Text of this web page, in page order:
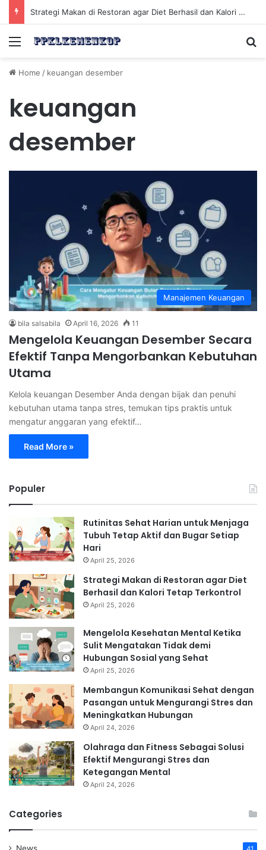
Strategi Makan di Restoran agar Diet Berhasil dan Kalori Tetap Terkontrol
Menu
Home / keuangan desember
keuangan
desember
Manajemen Keuangan
bila salsabila April 16, 2026 11
Mengelola Keuangan Desember Secara
Efektif Tanpa Mengorbankan Kebutuhan
Utama
Kelola keuangan Desember Anda dengan bijak dan penuhi
kebutuhan utama tanpa stres, temukan tips praktis untuk
mengatur anggaran yang efektif…
Read More »
Populer
Rutinitas Sehat Harian untuk Menjaga
Tubuh Tetap Aktif dan Bugar Setiap
Hari
April 25, 2026
Strategi Makan di Restoran agar Diet
Berhasil dan Kalori Tetap Terkontrol
April 25, 2026
Mengelola Kesehatan Mental Ketika
Sulit Mengatakan Tidak demi
Hubungan Sosial yang Sehat
April 25, 2026
Membangun Komunikasi Sehat dengan
Pasangan untuk Mengurangi Stres dan
Meningkatkan Hubungan
April 24, 2026
Olahraga dan Fitness Sebagai Solusi
Efektif Mengurangi Stres dan
Ketegangan Mental
April 24, 2026
Categories
News